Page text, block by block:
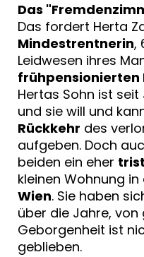
Das
Das fordert Herta
Mindestrentnerin,
Leidwesen ihres
Hertas Sohn ist
und sie will und
Rückkehr des
aufgeben. Doch
beiden ein eher
kleinen Wohnung in
Wien. Sie haben
über die Jahre, von
Geborgenheit ist
geblieben.